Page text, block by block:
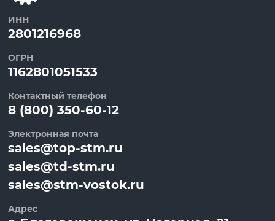
ИНН
2801216968
ОГРН
1162801051533
Контактный телефон
8 (800) 350-60-12
Электронная почта
sales@top-stm.ru
sales@td-stm.ru
sales@stm-vostok.ru
Адрес